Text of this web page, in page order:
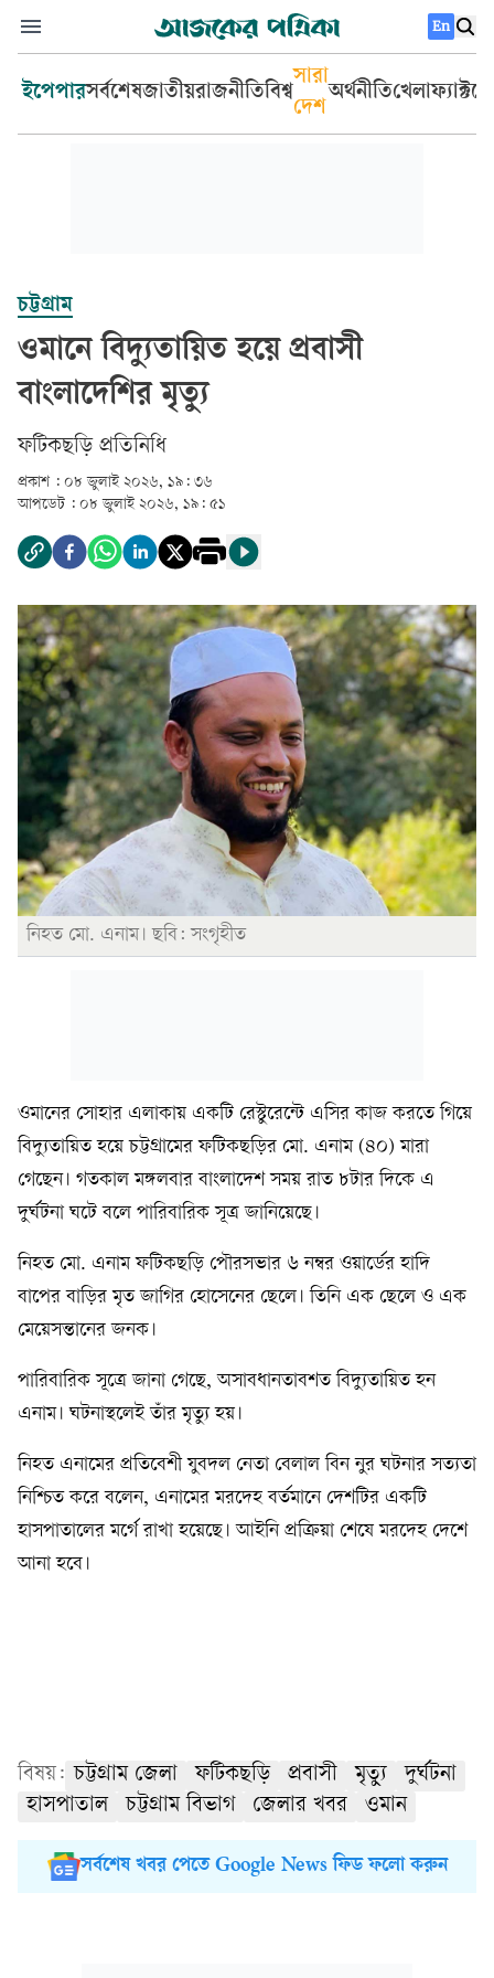
En
ইপেপারসর্বশেষজাতীয়রাজনীতিবিশ্ব
সারা
দেশ
অর্থনীতিখেলা
চট্টগ্রাম
ওমানে বিদ্যুতায়িত হয়ে প্রবাসী
বাংলাদেশির মৃত্যু
ফটিকছড়ি প্রতিনিধি
প্রকাশ : ০৮ জুলাই ২০২৬, ১৯: ৩৬
আপডেট : ০৮ জুলাই ২০২৬, ১৯: ৫১
নিহত মো. এনাম। ছবি: সংগৃহীত
ওমানের সোহার এলাকায় একটি রেস্টুরেন্টে এসির কাজ করতে গিয়ে
বিদ্যুতায়িত হয়ে চট্টগ্রামের ফটিকছড়ির মো. এনাম (৪০) মারা
গেছেন। গতকাল মঙ্গলবার বাংলাদেশ সময় রাত ৮টার দিকে এ
দুর্ঘটনা ঘটে বলে পারিবারিক সূত্র জানিয়েছে।
নিহত মো. এনাম ফটিকছড়ি পৌরসভার ৬ নম্বর ওয়ার্ডের হাদি
বাপের বাড়ির মৃত জাগির হোসেনের ছেলে। তিনি এক ছেলে ও এক
মেয়েসন্তানের জনক।
পারিবারিক সূত্রে জানা গেছে, অসাবধানতাবশত বিদ্যুতায়িত হন
এনাম। ঘটনাস্থলেই তাঁর মৃত্যু হয়।
নিহত এনামের প্রতিবেশী যুবদল নেতা বেলাল বিন নুর ঘটনার সত্যতা
নিশ্চিত করে বলেন, এনামের মরদেহ বর্তমানে দেশটির একটি
হাসপাতালের মর্গে রাখা হয়েছে। আইনি প্রক্রিয়া শেষে মরদেহ দেশে
আনা হবে।
বিষয়: চট্টগ্রাম জেলা ফটিকছড়ি প্রবাসী মৃত্যু
দুর্ঘটনা
হাসপাতাল
চট্টগ্রাম বিভাগ জেলার খবর ওমান
সর্বশেষ খবর পেতে Google News ফিড ফলো করুন